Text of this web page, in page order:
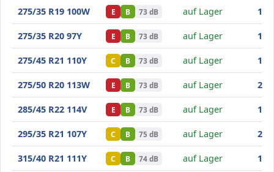
Goodride SA37
275/35 R19 100W E B 73 dB auf Lager
Goodride SA37
275/35 R20 97Y E B 73 dB auf Lager 169
Goodride SA37
275/45 R21 110Y C B 73 dB auf Lager 102
Goodride SA37
275/50 R20 113W E B 73 dB auf Lager 239
Goodride SA37
285/45 R22 114V E B 73 dB auf Lager 106
Goodride SA37
295/35 R21 107Y C B 75 dB auf Lager 228
Goodride SA37
315/40 R21 111Y C B 74 dB auf Lager 131